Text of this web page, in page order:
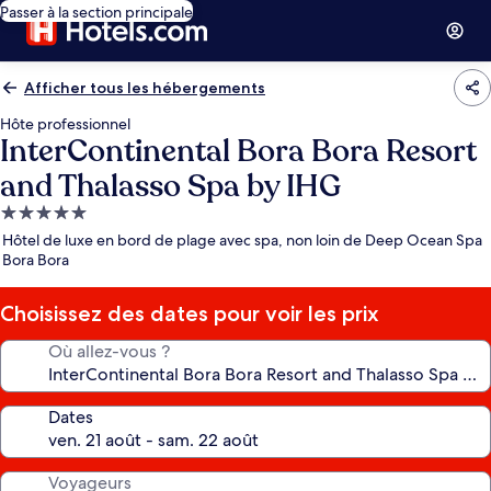
Passer à la section principale
Afficher tous les hébergements
Hôte professionnel
InterContinental Bora Bora Resort
and Thalasso Spa by IHG
Hébergement
5.0 étoiles
Hôtel de luxe en bord de plage avec spa, non loin de Deep Ocean Spa
Bora Bora
Choisissez des dates pour voir les prix
Où allez-vous ?
Dates
Voyageurs